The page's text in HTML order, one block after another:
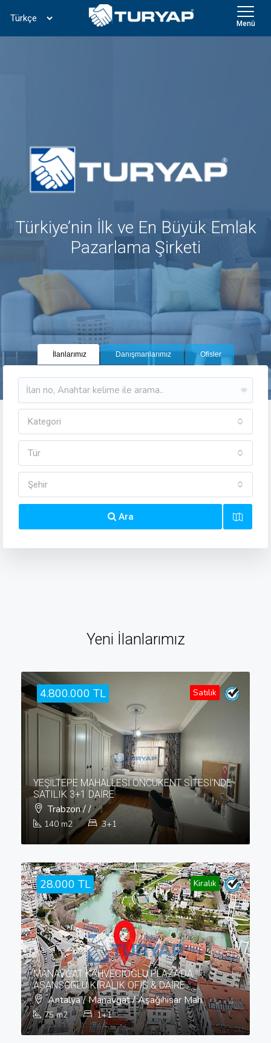
Menü
Türkiye’nin İlk ve En Büyük Emlak
Pazarlama Şirketi
İlanlarımız Danışmanlarımız Ofisler
Kategori
Tür
Şehir
Ara
Yeni İlanlarımız
4.800.000 TL Satılık
YEŞİLTEPE MAHALLESİ ÖNCÜKENT SİTESİ'NDE
SATILIK 3+1 DAİRE
140 m2 3+1
Trabzon / /
28.000 TL Kiralık
MANAVGAT KAHVECIOĞLU PLAZA'DA
ASANSÖRLÜ KIRALIK OFİS & DAİRE
75 m2 1+1
Antalya / Manavgat / Aşağıhisar Mah.